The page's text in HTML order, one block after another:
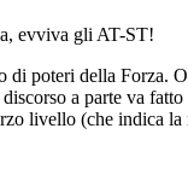
evviva gli AT-ST!
poteri della Forza.
a parte va
livello (che indica